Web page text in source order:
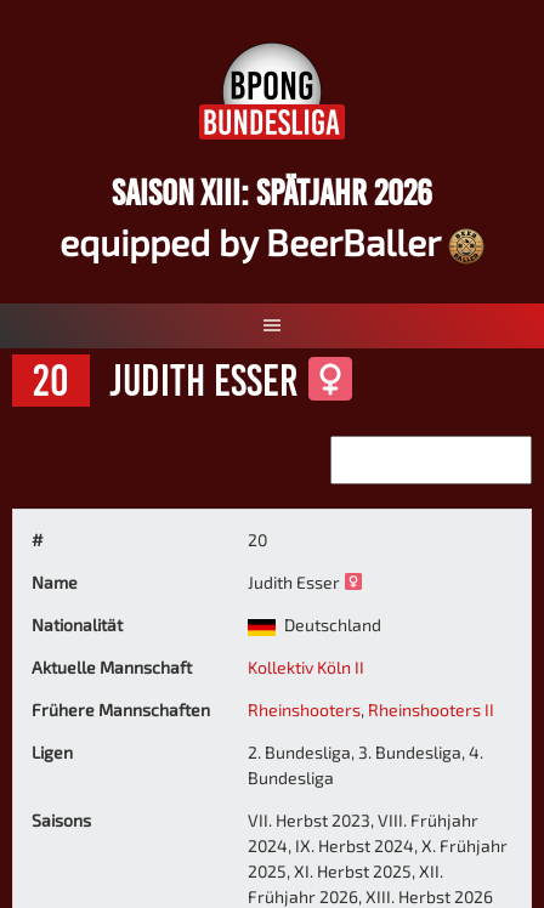
SAISON XIII: SPÄTJAHR 2026
equipped by BeerBaller
20 Judith Esser
# 20
Name Judith Esser
Nationalität Deutschland
Aktuelle Mannschaft Kollektiv Köln II
Frühere Mannschaften Rheinshooters, Rheinshooters II
Ligen
2. Bundesliga, 3. Bundesliga, 4.
Bundesliga
Saisons
VII. Herbst 2023, VIII. Frühjahr
2024, IX. Herbst 2024, X. Frühjahr
2025, XI. Herbst 2025, XII.
Frühjahr 2026, XIII. Herbst 2026